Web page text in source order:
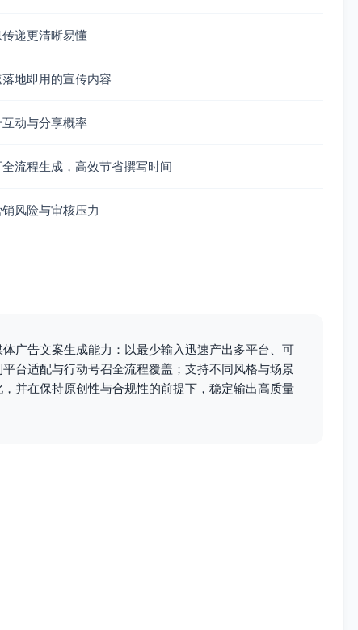
递更清晰易懂
地即用的宣传内容
动与分享概率
流程生成，高效节省撰写时间
风险与审核压力
广告文案生成能力：以最少输入迅速产出多平台、可
台适配与行动号召全流程覆盖；支持不同风格与场景
并在保持原创性与合规性的前提下，稳定输出高质量